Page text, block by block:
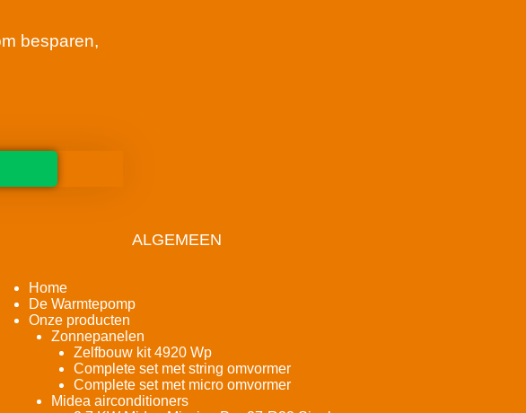
besparen,
ALGEMEEN
Home
De Warmtepomp
Onze producten
Zonnepanelen
Zelfbouw kit 4920 Wp
Complete set met string omvormer
Complete set met micro omvormer
Midea airconditioners